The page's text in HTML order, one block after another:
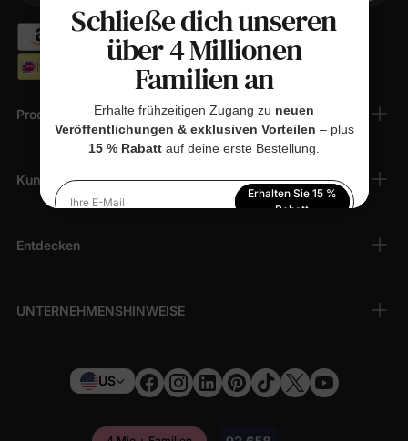
Produkte
Kundendienst
Entdecken
UNTERNEHMENSHINWEISE
US
Schließe dich unseren
über 4 Millionen
Familien an
Erhalte frühzeitigen Zugang zu neuen
Veröffentlichungen & exklusiven Vorteilen – plus
15 % Rabatt auf deine erste Bestellung.
Ihre E-Mail
Erhalten Sie 15 %
Rabatt